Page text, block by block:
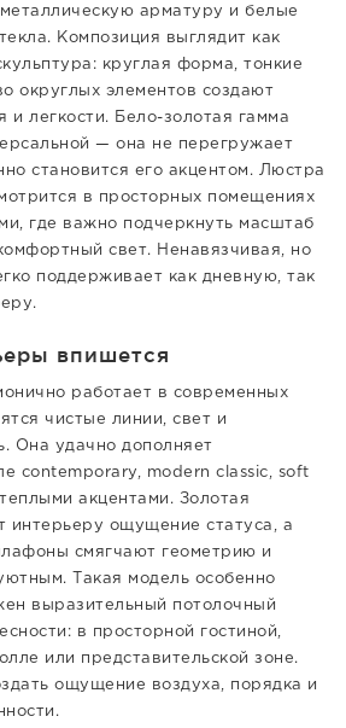
арматуру и белые
Композиция выглядит как
круглая форма, тонкие
округлых элементов создают
легкости. Бело-золотая гамма
— она не перегружает
становится его акцентом. Люстра
в просторных помещениях
где важно подчеркнуть масштаб
свет. Ненавязчивая, но
поддерживает как дневную, так
впишется
работает в современных
чистые линии, свет и
Она удачно дополняет
contemporary, modern classic, soft
акцентами. Золотая
интерьеру ощущение статуса, а
смягчают геометрию и
Такая модель особенно
выразительный потолочный
в просторной гостиной,
или представительской зоне.
ощущение воздуха, порядка и